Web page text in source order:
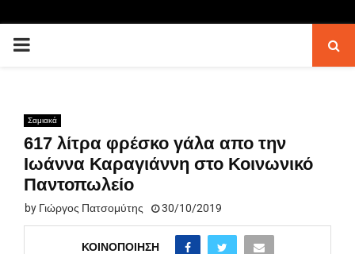
PRIMARY
Σαμιακά
617 λίτρα φρέσκο γάλα απο την
Ιωάννα Καραγιάννη στο Κοινωνικό
Παντοπωλείο
by Γιώργος Πατσομύτης 30/10/2019
ΚΟΙΝΟΠΟΊΗΣΗ